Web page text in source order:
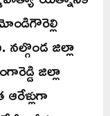
జిల్లా
జిల్లా